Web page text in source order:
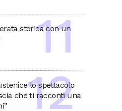
storica con un
lo spettacolo
che ti racconti una